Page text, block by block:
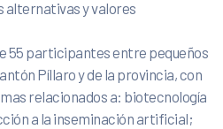
alternativas y valores
55 participantes entre pequeños
Píllaro y de la provincia, con
relacionados a: biotecnología
a la inseminación artificial;